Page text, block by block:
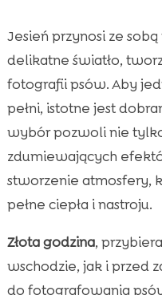
Jesień przynosi ze
delikatne światło,
fotografii psów. Aby
pełni, istotne jest
wybór pozwoli nie
zdumiewających
stworzenie atmosfery,
pełne ciepła i nastroju.
Złota godzina,
wschodzie, jak i przed
do fotografowania